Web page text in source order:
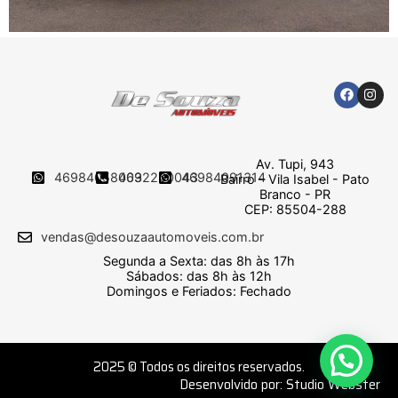
46984058009463225004346984091314
Av. Tupi, 943
Bairro – Vila Isabel - Pato
Branco - PR
CEP: 85504-288
vendas@desouzaautomoveis.com.br
Segunda a Sexta: das 8h às 17h
Sábados: das 8h às 12h
Domingos e Feriados: Fechado
2025 © Todos os direitos reservados.
Desenvolvido por: Studio Webster